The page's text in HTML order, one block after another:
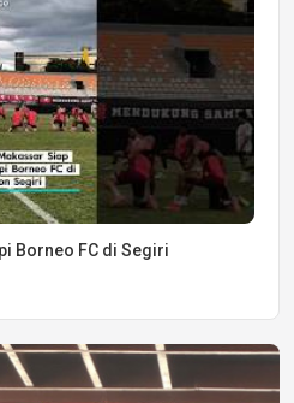
Borneo FC di Segiri